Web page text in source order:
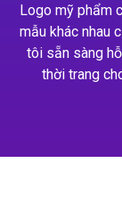
Logo mỹ phẩm
mẫu khác nhau
tôi sẵn sàng
thời trang